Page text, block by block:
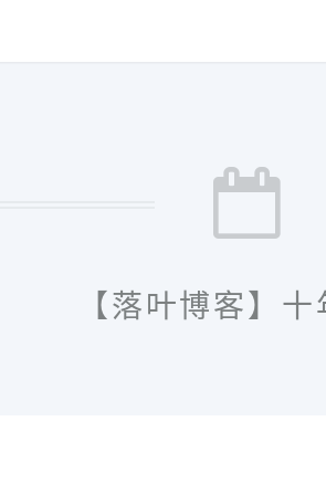
【落叶博客】